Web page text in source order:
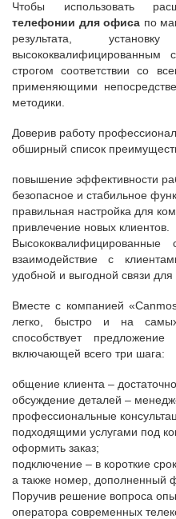
Чтобы использовать
телефонии для офиса по
результата,
высококвалифицированным
строгом соответствии со
применяющими
методики.
Доверив работу
обширный список
повышение эффективности
безопасное и стабильное
правильная настройка для
привлечение новых клиентов.
Высококвалифицированные
взаимодействие с
удобной и выгодной связи для
Вместе с компанией
легко, быстро и на
способствует
включающей всего три шага:
общение клиента – достаточно
обсуждение деталей –
профессиональные
подходящими услугами под
оформить заказ;
подключение – в короткие
а также номер, дополненный
Поручив решение вопроса
оператора современных